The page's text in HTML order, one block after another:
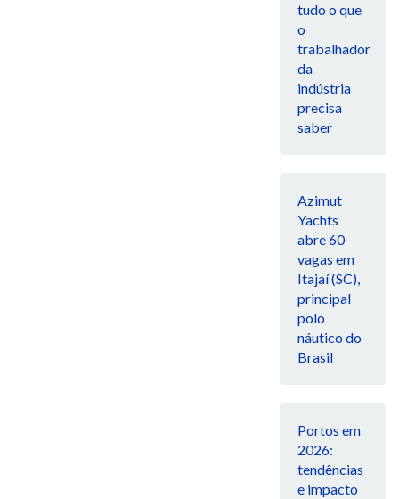
tudo o que
o
trabalhador
da
indústria
precisa
saber
Azimut
Yachts
abre 60
vagas em
Itajaí (SC),
principal
polo
náutico do
Brasil
Portos em
2026:
tendências
e impacto